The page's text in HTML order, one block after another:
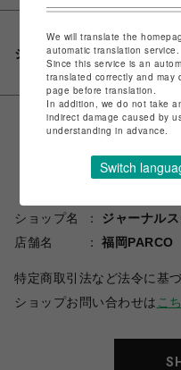
シェアする
ショップ名
ジャーナル
店舗名
福岡PARCO
特定商取引法など法令に基
ショップお問い合わせは こ
We will translate the
automatic translation service.
Since this service is an
translated correctly and
page before translation.
In addition, we do not take
indirect damage caused by
understanding in advance.
Switch